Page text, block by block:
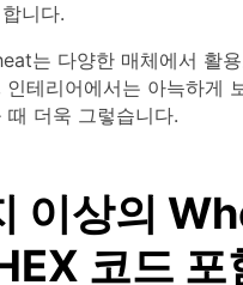
니다.
는 다양한 매체에서 활
테리어에서는 아늑하게
더욱 그렇습니다.
이상의
코드 포